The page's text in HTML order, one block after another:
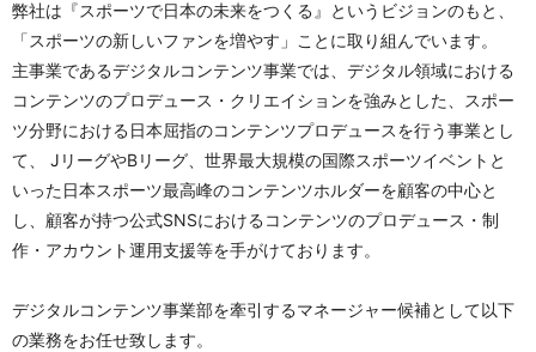
弊社は『スポーツで日本の未来をつくる』というビジョンのもと、
「スポーツの新しいファンを増やす」ことに取り組んでいます。
主事業であるデジタルコンテンツ事業では、デジタル領域における
コンテンツのプロデュース・クリエイションを強みとした、スポー
ツ分野における日本屈指のコンテンツプロデュースを行う事業とし
て、 JリーグやBリーグ、世界最大規模の国際スポーツイベントと
いった日本スポーツ最高峰のコンテンツホルダーを顧客の中心と
し、顧客が持つ公式SNSにおけるコンテンツのプロデュース・制
作・アカウント運用支援等を手がけております。
デジタルコンテンツ事業部を牽引するマネージャー候補として以下
の業務をお任せ致します。